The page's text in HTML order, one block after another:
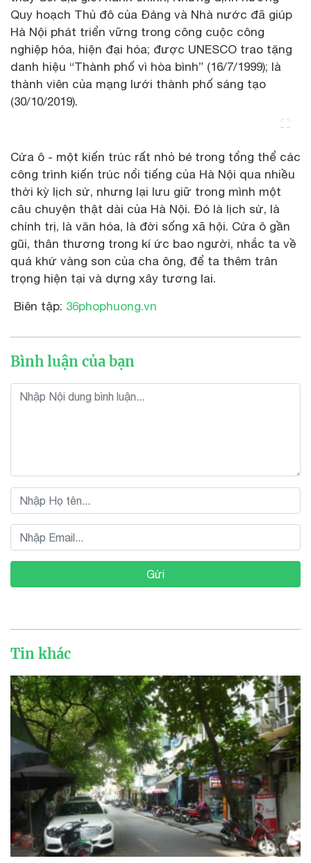
Quy hoạch Thủ đô của Đảng và Nhà nước đã giúp
Hà Nội phát triển vững trong công cuộc công
nghiệp hóa, hiện đại hóa; được UNESCO trao tặng
danh hiệu “Thành phố vì hòa bình” (16/7/1999); là
thành viên của mạng lưới thành phố sáng tạo
(30/10/2019).
Cửa ô - một kiến trúc rất nhỏ bé trong tổng thể các
công trình kiến trúc nổi tiếng của Hà Nội qua nhiều
thời kỳ lịch sử, nhưng lại lưu giữ trong mình một
câu chuyện thật dài của Hà Nội. Đó là lịch sử, là
chính trị, là văn hóa, là đời sống xã hội. Cửa ô gần
gũi, thân thương trong kí ức bao người, nhắc ta về
quá khứ vàng son của cha ông, để ta thêm trân
trọng hiện tại và dựng xây tương lai.
Biên tập: 36phophuong.vn
Bình luận của bạn
Gửi
Tin khác